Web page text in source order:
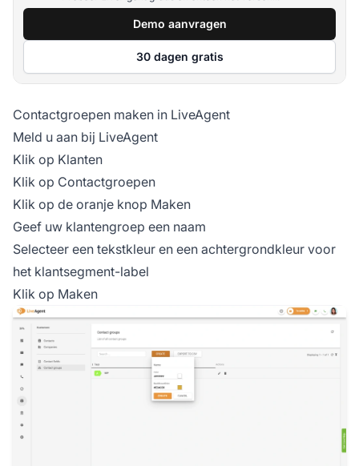
Demo aanvragen
30 dagen gratis
Contactgroepen maken in LiveAgent
Meld u aan bij LiveAgent
Klik op Klanten
Klik op Contactgroepen
Klik op de oranje knop Maken
Geef uw klantengroep een naam
Selecteer een tekstkleur en een achtergrondkleur voor
het klantsegment-label
Klik op Maken